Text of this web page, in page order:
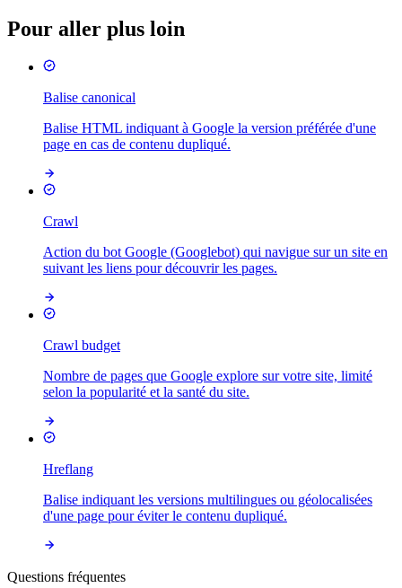
Pour aller plus loin
Balise canonical
Balise HTML indiquant à Google la version préférée d'une
page en cas de contenu dupliqué.
Crawl
Action du bot Google (Googlebot) qui navigue sur un site en
suivant les liens pour découvrir les pages.
Crawl budget
Nombre de pages que Google explore sur votre site, limité
selon la popularité et la santé du site.
Hreflang
Balise indiquant les versions multilingues ou géolocalisées
d'une page pour éviter le contenu dupliqué.
Questions fréquentes